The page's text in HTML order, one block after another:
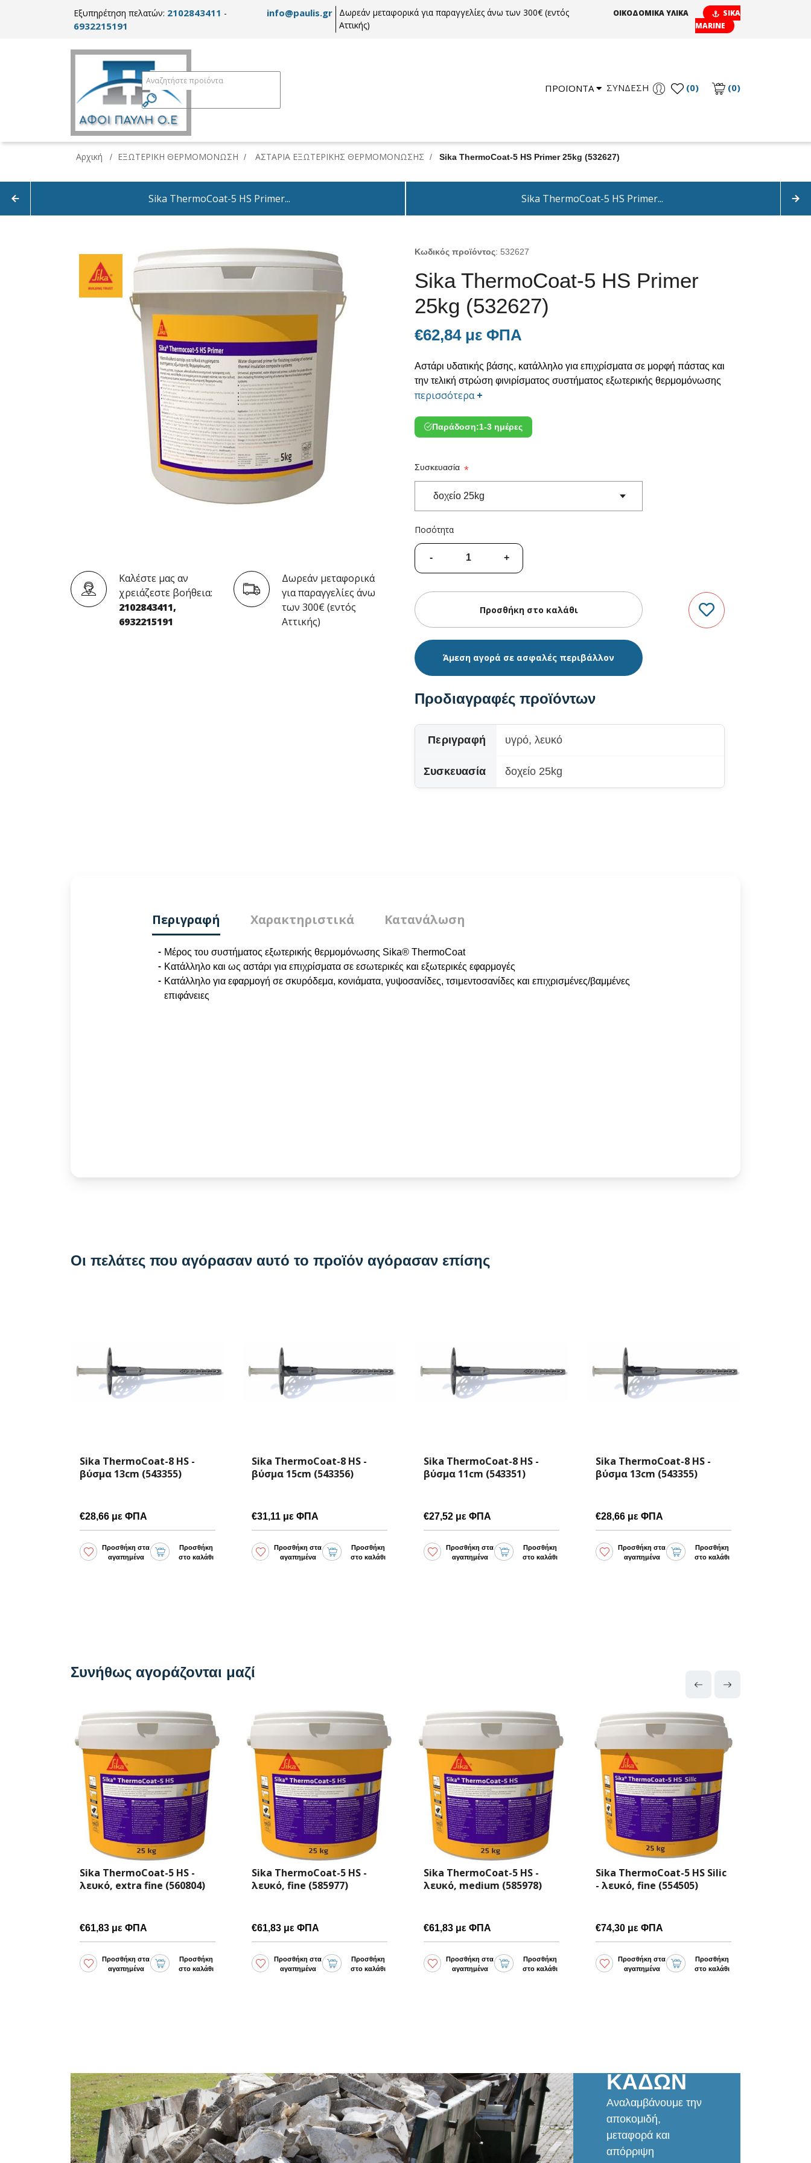
Εξυπηρέτηση πελατών: 2102843411 -
6932215191
info@paulis.gr
Δωρεάν μεταφορικά για παραγγελίες άνω των 300€ (εντός
Αττικής)
ΟΙΚΟΔΟΜΙΚΑ ΥΛΙΚΑ
SIKA
MARINE
ΠΡΟΪΟΝΤΑ ΣΎΝΔΕΣΗ (0) (0)
Αρχική / ΕΞΩΤΕΡΙΚΗ ΘΕΡΜΟΜΟΝΩΣΗ / ΑΣΤΑΡΙΑ ΕΞΩΤΕΡΙΚΗΣ ΘΕΡΜΟΜΟΝΩΣΗΣ / Sika ThermoCoat-5 HS Primer 25kg (532627)
Sika ThermoCoat-5 HS Primer... Sika ThermoCoat-5 HS Primer...
Καλέστε μας αν
χρειάζεστε βοήθεια:
2102843411,
6932215191
Δωρεάν μεταφορικά
για παραγγελίες άνω
των 300€ (εντός
Αττικής)
Κωδικός προϊόντος: 532627
Sika ThermoCoat-5 HS Primer
25kg (532627)
€62,84 με ΦΠΑ
Αστάρι υδατικής βάσης, κατάλληλο για επιχρίσματα σε μορφή πάστας και
την τελική στρώση φινιρίσματος συστήματος εξωτερικής θερμομόνωσης
περισσότερα+
Παράδοση:1-3 ημέρες
Συσκευασία *
Ποσότητα
Άμεση αγορά σε ασφαλές περιβάλλον
Προδιαγραφές προϊόντων
Περιγραφή υγρό, λευκό
Συσκευασία δοχείο 25kg
Περιγραφή Χαρακτηριστικά Κατανάλωση
Μέρος του συστήματος εξωτερικής θερμομόνωσης Sika® ThermoCoat
Κατάλληλο και ως αστάρι για επιχρίσματα σε εσωτερικές και εξωτερικές εφαρμογές
Κατάλληλο για εφαρμογή σε σκυρόδεμα, κονιάματα, γυψοσανίδες, τσιμεντοσανίδες και επιχρισμένες/βαμμένες
επιφάνειες
Οι πελάτες που αγόρασαν αυτό το προϊόν αγόρασαν επίσης
Sika ThermoCoat-8 HS -
βύσμα 15cm (543356)
€31,11 με ΦΠΑ
Προσθήκη στα
αγαπημένα
Προσθήκη
στο καλάθι
Sika ThermoCoat-8 HS -
βύσμα 11cm (543351)
€27,52 με ΦΠΑ
Προσθήκη στα
αγαπημένα
Προσθήκη
στο καλάθι
Sika ThermoCoat-8 HS -
βύσμα 13cm (543355)
€28,66 με ΦΠΑ
Προσθήκη στα
αγαπημένα
Προσθήκη
στο καλάθι
Sika ThermoCoat-8 HS -
βύσμα 15cm (543356)
€31,11 με ΦΠΑ
Προσθήκη στα
αγαπημένα
Προσθήκη
στο καλάθι
Συνήθως αγοράζονται μαζί
Sika ThermoCoat-5 HS -
λευκό, fine (585977)
€61,83 με ΦΠΑ
Προσθήκη στα
αγαπημένα
Προσθήκη
στο καλάθι
Sika ThermoCoat-5 HS -
λευκό, medium (585978)
€61,83 με ΦΠΑ
Προσθήκη στα
αγαπημένα
Προσθήκη
στο καλάθι
Sika ThermoCoat-5 HS Silic
- λευκό, fine (554505)
€74,30 με ΦΠΑ
Προσθήκη στα
αγαπημένα
Προσθήκη
στο καλάθι
ΝΕΑ
Sika ThermoCoat-5 HS Silic
- λευκό, medium (561143)
€74,30 με ΦΠΑ
Προσθήκη στα
αγαπημένα
Προσθήκη
στο καλάθι
ΚΑΔΩΝ
Αναλαμβάνουμε την
αποκομιδή,
μεταφορά και
απόρριψη